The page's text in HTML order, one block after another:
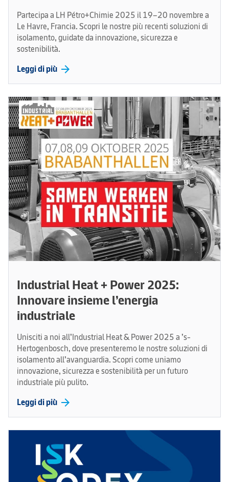
Partecipa a LH Pétro+Chimie 2025 il 19–20 novembre a
Le Havre, Francia. Scopri le nostre più recenti soluzioni di
isolamento, guidate da innovazione, sicurezza e
sostenibilità.
Leggi di più arrow_forward
Industrial Heat + Power 2025:
Innovare insieme l’energia
industriale
Unisciti a noi all’Industrial Heat & Power 2025 a ’s-
Hertogenbosch, dove presenteremo le nostre soluzioni di
isolamento all’avanguardia. Scopri come uniamo
innovazione, sicurezza e sostenibilità per un futuro
industriale più pulito.
Leggi di più arrow_forward